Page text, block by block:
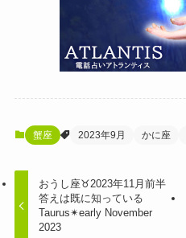
蟹座 2023年9月 かに座
おうし座♉︎2023年11月前半
答えは既に知っている
Taurus✴︎early November
2023